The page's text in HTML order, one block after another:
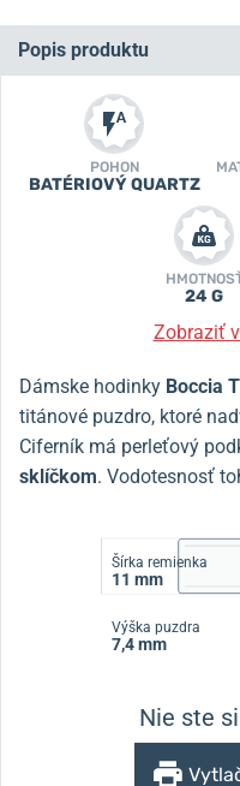
Popis produktu
POHON
BATÉRIOVÝ QUARTZ
24 G
Zobraziť
Dámske hodinky Boccia
titánové puzdro, ktoré
Ciferník má perleťový
sklíčkom. Vodotesnosť
Šírka remienka
11 mm
Výška puzdra
7,4 mm
Nie ste